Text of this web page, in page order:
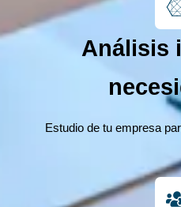
Análisis
Estudio de tu empresa